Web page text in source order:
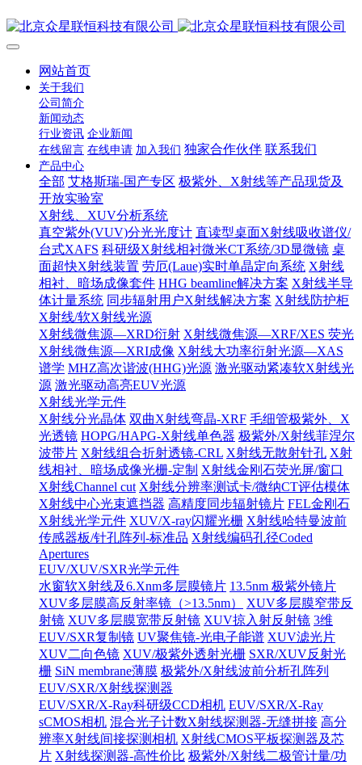
网站首页
关于我们
公司简介
新闻动态
行业资讯 企业新闻
在线留言 在线申请 加入我们 独家合作伙伴 联系我们
产品中心
全部 艾格斯瑞-国产专区 极紫外、X射线等产品现货及
开放实验室
X射线、XUV分析系统
真空紫外(VUV)分光光度计 直读型桌面X射线吸收谱仪/
台式XAFS 科研级X射线相衬微米CT系统/3D显微镜 桌
面超快X射线装置 劳厄(Laue)实时单晶定向系统 X射线
相衬、暗场成像套件 HHG beamline解决方案 X射线半导
体计量系统 同步辐射用户X射线解决方案 X射线防护柜
X射线/软X射线光源
X射线微焦源—XRD衍射 X射线微焦源—XRF/XES 荧光
X射线微焦源—XRI成像 X射线大功率衍射光源—XAS
谱学 MHZ高次谐波(HHG)光源 激光驱动紧凑软X射线光
源 激光驱动高亮EUV光源
X射线光学元件
X射线分光晶体 双曲X射线弯晶-XRF 毛细管极紫外、X
光透镜 HOPG/HAPG-X射线单色器 极紫外/X射线菲涅尔
波带片 X射线组合折射透镜-CRL X射线无散射针孔 X射
线相衬、暗场成像光栅-定制 X射线金刚石荧光屏/窗口
X射线Channel cut X射线分辨率测试卡/微纳CT评估模体
X射线中心光束遮挡器 高精度同步辐射镜片 FEL金刚石
X射线光学元件 XUV/X-ray闪耀光栅 X射线哈特曼波前
传感器板/针孔阵列-标准品 X射线编码孔径Coded
Apertures
EUV/XUV/SXR光学元件
水窗软X射线及6.Xnm多层膜镜片 13.5nm 极紫外镜片
XUV多层膜高反射率镜（>13.5nm）
XUV多层膜窄带反
射镜 XUV多层膜宽带反射镜 XUV掠入射反射镜 3维
EUV/SXR复制镜 UV聚焦镜-光电子能谱 XUV滤光片
XUV二向色镜 XUV/极紫外透射光栅 SXR/XUV反射光
栅 SiN membrane薄膜 极紫外/X射线波前分析孔阵列
EUV/SXR/X射线探测器
EUV/SXR/X-Ray科研级CCD相机 EUV/SXR/X-Ray
sCMOS相机 混合光子计数X射线探测器-无缝拼接 高分
辨率X射线间接探测相机 X射线CMOS平板探测器及芯
片 X射线探测器-高性价比 极紫外/X射线二极管计量/功